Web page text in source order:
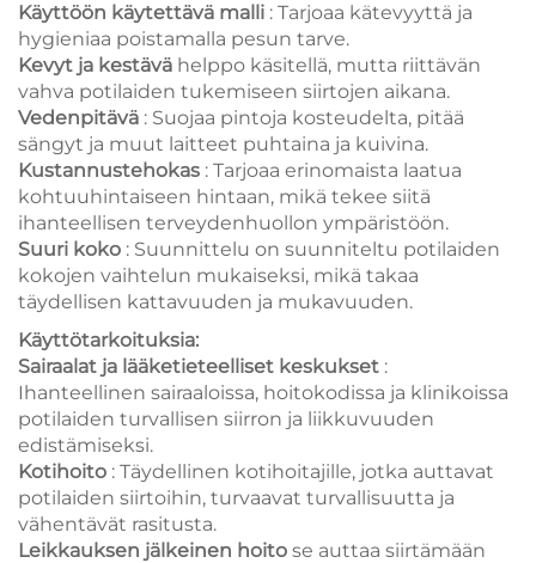
Käyttöön käytettävä malli : Tarjoaa kätevyyttä ja
hygieniaa poistamalla pesun tarve.
Kevyt ja kestävä helppo käsitellä, mutta riittävän
vahva potilaiden tukemiseen siirtojen aikana.
Vedenpitävä : Suojaa pintoja kosteudelta, pitää
sängyt ja muut laitteet puhtaina ja kuivina.
Kustannustehokas : Tarjoaa erinomaista laatua
kohtuuhintaiseen hintaan, mikä tekee siitä
ihanteellisen terveydenhuollon ympäristöön.
Suuri koko : Suunnittelu on suunniteltu potilaiden
kokojen vaihtelun mukaiseksi, mikä takaa
täydellisen kattavuuden ja mukavuuden.
Käyttötarkoituksia:
Sairaalat ja lääketieteelliset keskukset :
Ihanteellinen sairaaloissa, hoitokodissa ja klinikoissa
potilaiden turvallisen siirron ja liikkuvuuden
edistämiseksi.
Kotihoito : Täydellinen kotihoitajille, jotka auttavat
potilaiden siirtoihin, turvaavat turvallisuutta ja
vähentävät rasitusta.
Leikkauksen jälkeinen hoito se auttaa siirtämään